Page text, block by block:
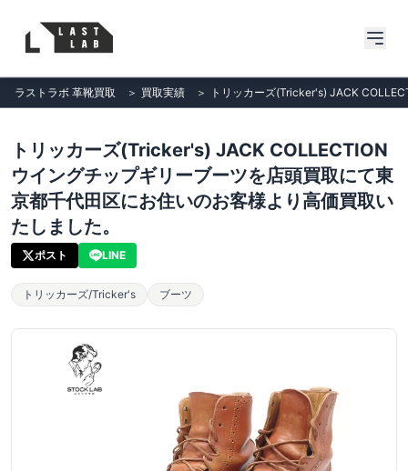
ラストラボ 革靴買取 ＞ 買取実績 ＞ トリッカーズ(Tricker's) JACK
トリッカーズ(Tricker's) JACK COLLECTION
ウイングチップギリーブーツを店頭買取にて東
京都千代田区にお住いのお客様より高価買取い
たしました。
ポスト LINE
トリッカーズ/Tricker's ブーツ